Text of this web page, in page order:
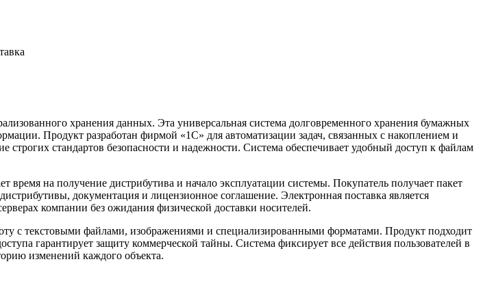
хранения данных. Эта универсальная система долговременного хранения бумажных
Продукт разработан фирмой «1С» для автоматизации задач, связанных с накоплением и
стандартов безопасности и надежности. Система обеспечивает удобный доступ к файлам
время на получение дистрибутива и начало эксплуатации системы. Покупатель получает пакет
документация и лицензионное соглашение. Электронная поставка является
компании без ожидания физической доставки носителей.
с текстовыми файлами, изображениями и специализированными форматами. Продукт подходит
гарантирует защиту коммерческой тайны. Система фиксирует все действия пользователей в
изменений каждого объекта.